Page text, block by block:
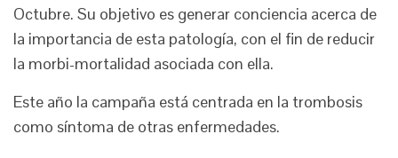
Octubre. Su objetivo es generar conciencia acerca de
la importancia de esta patología, con el fin de reducir
la morbi-mortalidad asociada con ella.
Este año la campaña está centrada en la trombosis
como síntoma de otras enfermedades.